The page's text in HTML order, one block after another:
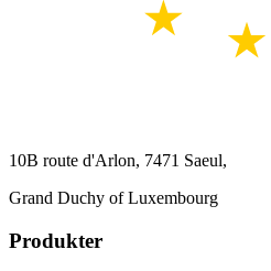
10B route d'Arlon, 7471 Saeul,
Grand Duchy of Luxembourg
Produkter